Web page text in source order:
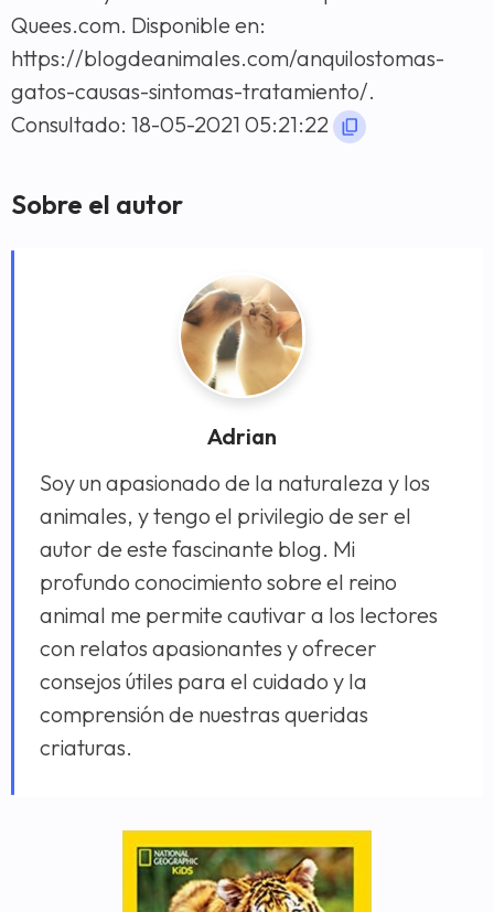
Quees.com. Disponible en:
https://blogdeanimales.com/anquilostomas-
gatos-causas-sintomas-tratamiento/.
Consultado: 18-05-2021 05:21:22
Sobre el autor
Adrian
Soy un apasionado de la naturaleza y los
animales, y tengo el privilegio de ser el
autor de este fascinante blog. Mi
profundo conocimiento sobre el reino
animal me permite cautivar a los lectores
con relatos apasionantes y ofrecer
consejos útiles para el cuidado y la
comprensión de nuestras queridas
criaturas.